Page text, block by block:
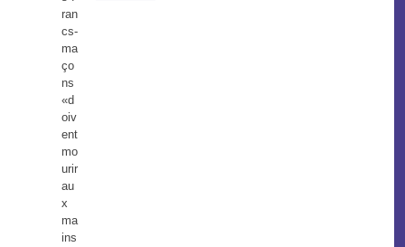
ran
cs-
ma
ço
ns
«d
oiv
ent
mo
urir
au
x
ma
ins